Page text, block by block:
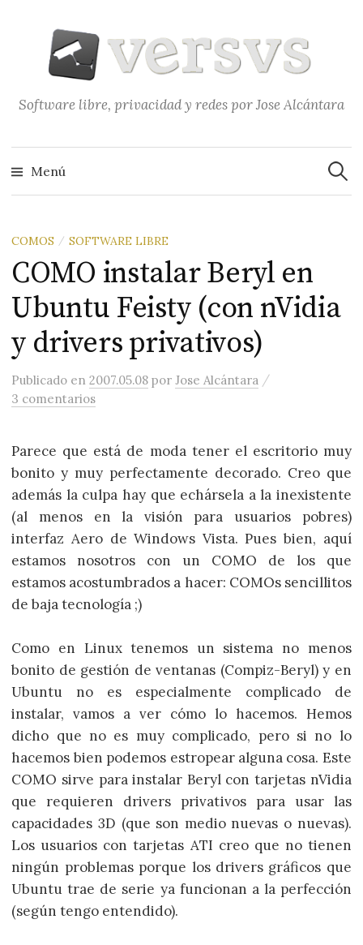
contenido
Software libre, privacidad y redes por Jose Alcántara
Menú
COMOS / SOFTWARE LIBRE
COMO instalar Beryl en
Ubuntu Feisty (con nVidia
y drivers privativos)
Publicado en2007.05.08 porJose Alcántara /
3 comentarios
Parece que está de moda tener el escritorio muy
bonito y muy perfectamente decorado. Creo que
además la culpa hay que echársela a la inexistente
(al menos en la visión para usuarios pobres)
interfaz Aero de Windows Vista. Pues bien, aquí
estamos nosotros con un COMO de los que
estamos acostumbrados a hacer: COMOs sencillitos
de baja tecnología ;)
Como en Linux tenemos un sistema no menos
bonito de gestión de ventanas (Compiz-Beryl) y en
Ubuntu no es especialmente complicado de
instalar, vamos a ver cómo lo hacemos. Hemos
dicho que no es muy complicado, pero si no lo
hacemos bien podemos estropear alguna cosa. Este
COMO sirve para instalar Beryl con tarjetas nVidia
que requieren drivers privativos para usar las
capacidades 3D (que son medio nuevas o nuevas).
Los usuarios con tarjetas ATI creo que no tienen
ningún problemas porque los drivers gráficos que
Ubuntu trae de serie ya funcionan a la perfección
(según tengo entendido).